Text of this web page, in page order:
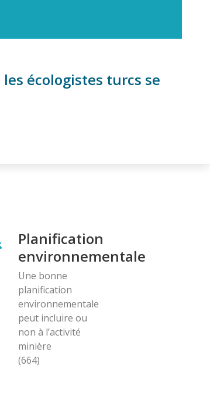
écologistes turcs se
Planification
environnementale
Une bonne
planification
environnementale
peut incluire ou
non à l’activité
minière
(664)